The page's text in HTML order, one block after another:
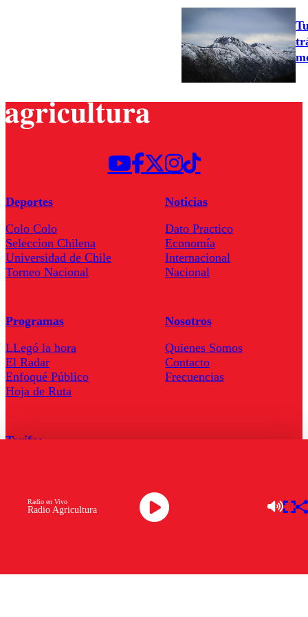
Radio Agricultura
Radio en Vivo
Deportes
Colo Colo
Seleccion Chilena
Universidad de Chile
Torneo Nacional
Noticias
Dato Practico
Economía
Internacional
Nacional
Programas
LLegó la hora
El Radar
Enfoqué Público
Hoja de Ruta
Nosotros
Quienes Somos
Contacto
Frecuencias
Tarifas
Descarga la APP